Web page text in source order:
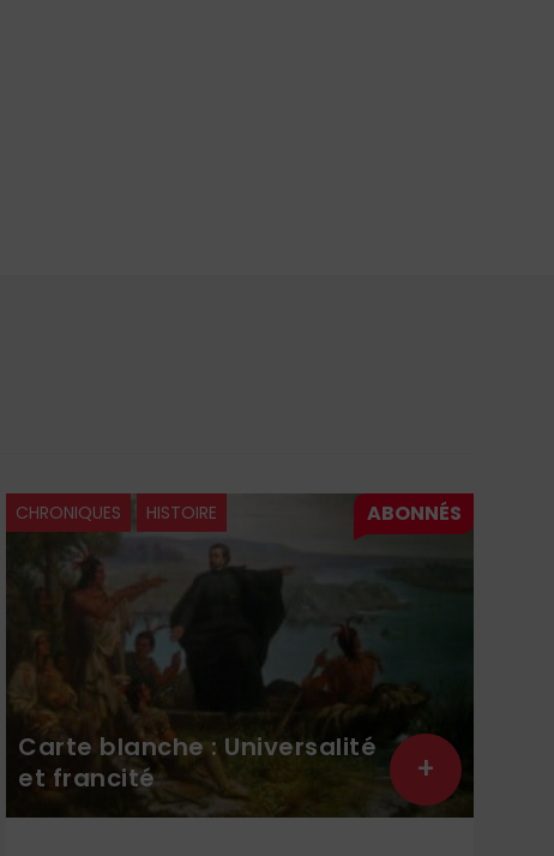
Universalité
+
CHRONIQUES
Les pépites de